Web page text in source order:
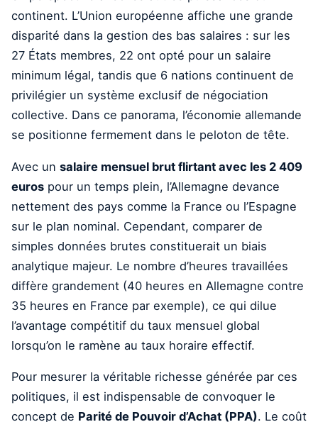
continent. L’Union européenne affiche une grande
disparité dans la gestion des bas salaires : sur les
27 États membres, 22 ont opté pour un salaire
minimum légal, tandis que 6 nations continuent de
privilégier un système exclusif de négociation
collective. Dans ce panorama, l’économie allemande
se positionne fermement dans le peloton de tête.
Avec un salaire mensuel brut flirtant avec les 2 409
euros pour un temps plein, l’Allemagne devance
nettement des pays comme la France ou l’Espagne
sur le plan nominal. Cependant, comparer de
simples données brutes constituerait un biais
analytique majeur. Le nombre d’heures travaillées
diffère grandement (40 heures en Allemagne contre
35 heures en France par exemple), ce qui dilue
l’avantage compétitif du taux mensuel global
lorsqu’on le ramène au taux horaire effectif.
Pour mesurer la véritable richesse générée par ces
politiques, il est indispensable de convoquer le
concept de Parité de Pouvoir d’Achat (PPA). Le coût